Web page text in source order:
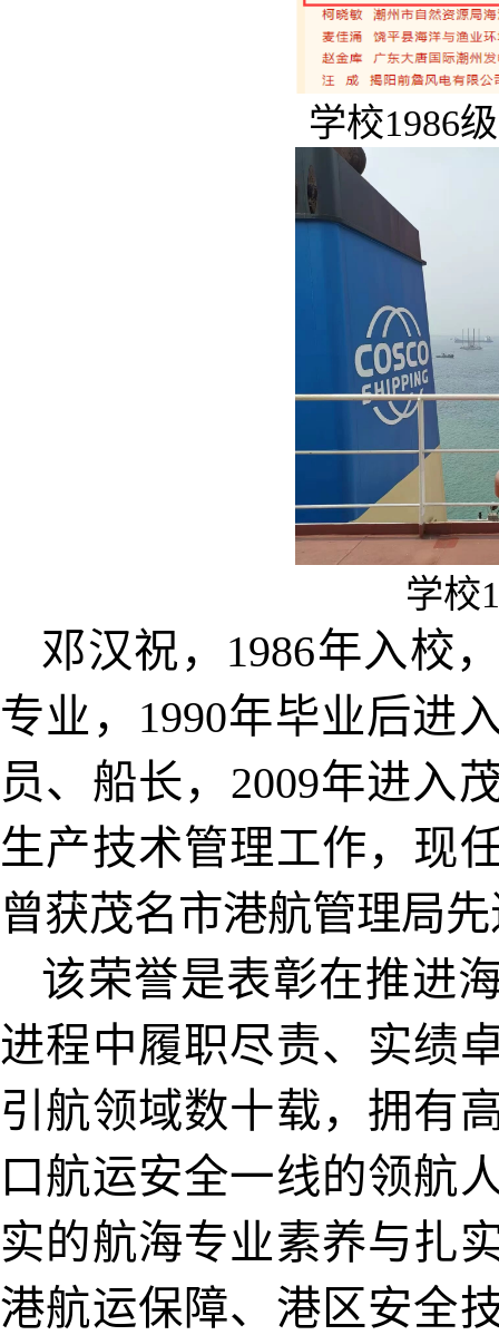
学校1986
学校
邓汉祝，1986年入校
专业，1990年毕业后进
员、船长，2009年进入
生产技术管理工作，现
曾获茂名市港航管理局
该荣誉是表彰在推进
进程中履职尽责、实绩
引航领域数十载，拥有
口航运安全一线的领航
实的航海专业素养与扎
港航运保障、港区安全